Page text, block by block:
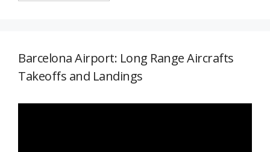
Barcelona Airport: Long Range Aircrafts
Takeoffs and Landings